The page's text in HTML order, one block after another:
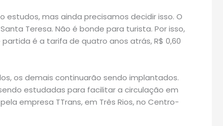
mas ainda precisamos decidir isso. O
Teresa. Não é bonde para turista. Por isso,
é a tarifa de quatro anos atrás, R$ 0,60
os demais continuarão sendo implantados.
estudadas para facilitar a circulação em
empresa TTrans, em Três Rios, no Centro-